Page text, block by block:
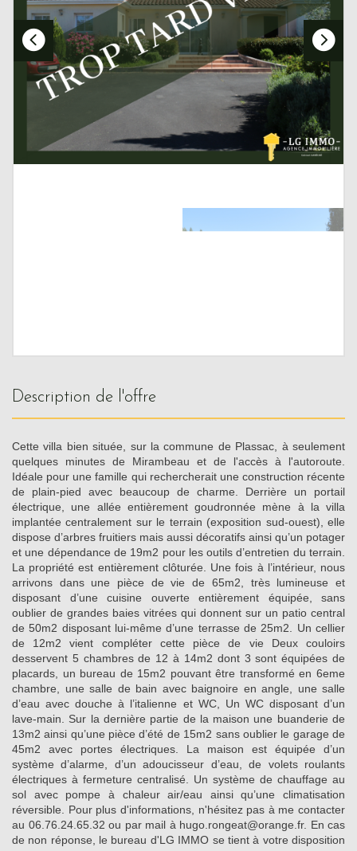
description de l'offre
Cette villa bien située, sur la commune de Plassac, à seulement
quelques minutes de Mirambeau et de l'accès à l'autoroute.
Idéale pour une famille qui rechercherait une construction récente
de plain-pied avec beaucoup de charme. Derrière un portail
électrique, une allée entièrement goudronnée mène à la villa
implantée centralement sur le terrain (exposition sud-ouest), elle
dispose d’arbres fruitiers mais aussi décoratifs ainsi qu’un potager
et une dépendance de 19m2 pour les outils d’entretien du terrain.
La propriété est entièrement clôturée. Une fois à l’intérieur, nous
arrivons dans une pièce de vie de 65m2, très lumineuse et
disposant d’une cuisine ouverte entièrement équipée, sans
oublier de grandes baies vitrées qui donnent sur un patio central
de 50m2 disposant lui-même d’une terrasse de 25m2. Un cellier
de 12m2 vient compléter cette pièce de vie Deux couloirs
desservent 5 chambres de 12 à 14m2 dont 3 sont équipées de
placards, un bureau de 15m2 pouvant être transformé en 6eme
chambre, une salle de bain avec baignoire en angle, une salle
d’eau avec douche à l’italienne et WC, Un WC disposant d’un
lave-main. Sur la dernière partie de la maison une buanderie de
13m2 ainsi qu’une pièce d’été de 15m2 sans oublier le garage de
45m2 avec portes électriques. La maison est équipée d’un
système d’alarme, d’un adoucisseur d’eau, de volets roulants
électriques à fermeture centralisé. Un système de chauffage au
sol avec pompe à chaleur air/eau ainsi qu’une climatisation
réversible. Pour plus d'informations, n'hésitez pas à me contacter
au 06.76.24.65.32 ou par mail à hugo.rongeat@orange.fr. En cas
de non réponse, le bureau d'LG IMMO se tient à votre disposition